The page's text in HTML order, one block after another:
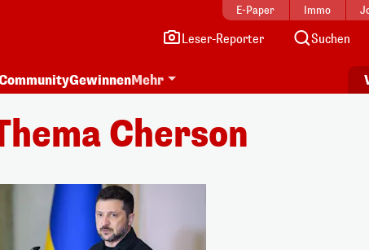
E-Paper Immo
Leser-Reporter Suchen
GewinnenMehr
Cherson